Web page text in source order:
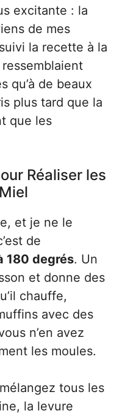
excitante : la
de mes
la recette à la
qu’à de beaux
plus tard que la
que les
Réaliser les
et je ne le
de
180 degrés. Un
et donne des
chauffe,
avec des
n’en avez
les moules.
tous les
la levure